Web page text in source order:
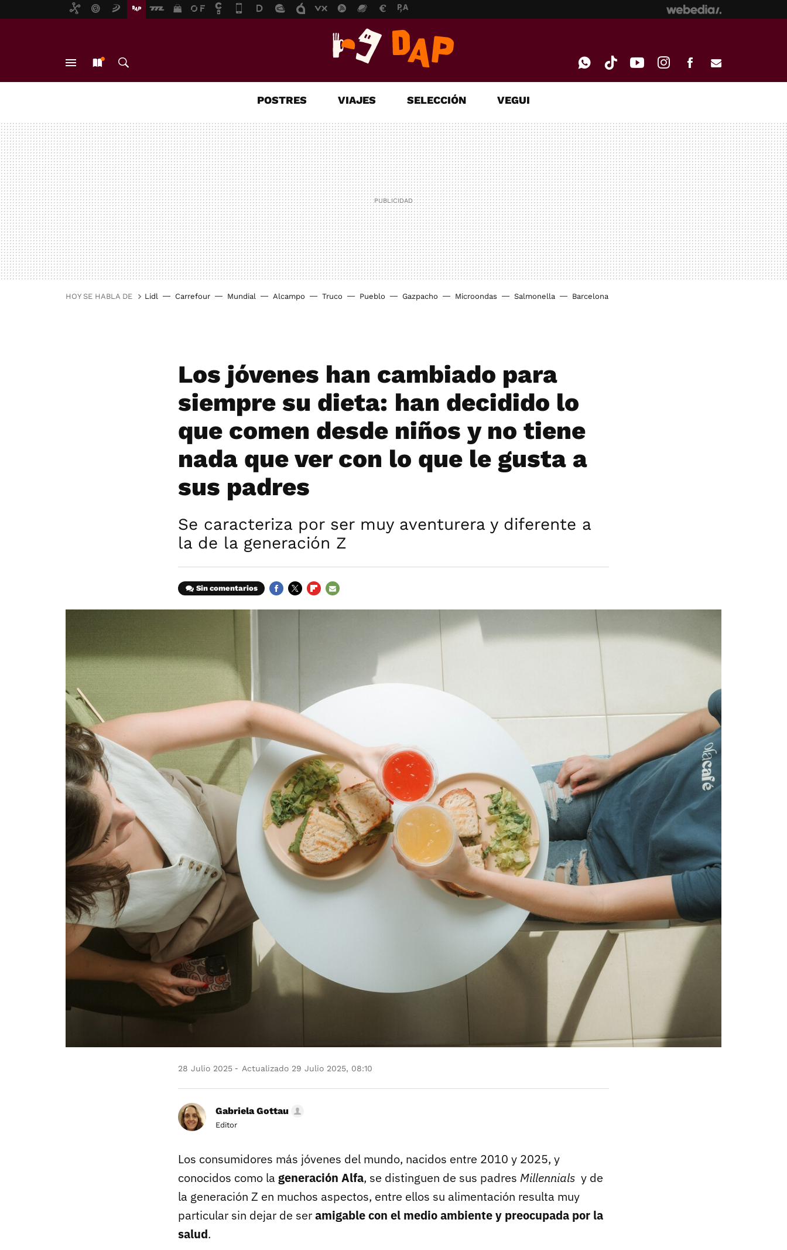
MAIL
POSTRES VIAJES SELECCIÓN VEGUI
HOY SE HABLA DE Lidl Carrefour Mundial Alcampo Truco Pueblo Gazpacho Microondas Salmonella Barcelona
Los jóvenes han cambiado para
siempre su dieta: han decidido lo
que comen desde niños y no tiene
nada que ver con lo que le gusta a
sus padres
Se caracteriza por ser muy aventurera y diferente a
la de la generación Z
Sin comentarios
28 Julio 2025 Actualizado 29 Julio 2025, 08:10
Gabriela Gottau
Editor
Los consumidores más jóvenes del mundo, nacidos entre 2010 y 2025, y
conocidos como la generación Alfa, se distinguen de sus padres Millennials y de
la generación Z en muchos aspectos, entre ellos su alimentación resulta muy
particular sin dejar de seramigable con el medio ambiente y preocupada por la
salud.